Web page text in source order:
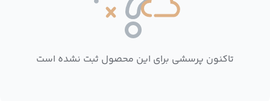
تاکنون پرسشی برای این محصول ثبت نشده است